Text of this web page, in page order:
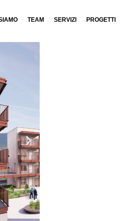
TEAM SERVIZI PROGETTI